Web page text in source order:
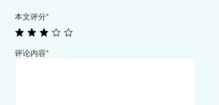
本文评分*
评论内容*